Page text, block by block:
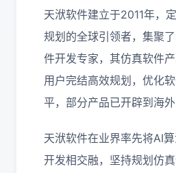
天洑软件建立于2011年，
规划的全球引领者，集聚
件开发专家，其仿真软件
用户完结高效规划，优化
平，部分产品已开辟到海外
天洑软件在业界率先将AI
开发相交融，坚持规划仿